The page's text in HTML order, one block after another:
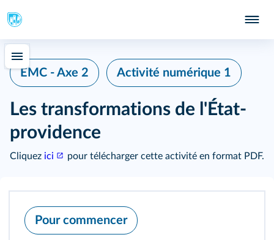
EMC - Axe 2 Activité numérique 1
Les transformations de l'État-
providence
Cliquez ici pour télécharger cette activité en format PDF.
Pour commencer